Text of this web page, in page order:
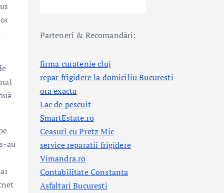
au
Parteneri & Recomandări:
firma curatenie cluj
repar frigidere la domiciliu Bucuresti
ora exacta
Lac de pescuit
SmartEstate.ro
Ceasuri cu Pretz Mic
service reparatii frigidere
Vimandra.ro
Contabilitate Constanta
Asfaltari Bucuresti